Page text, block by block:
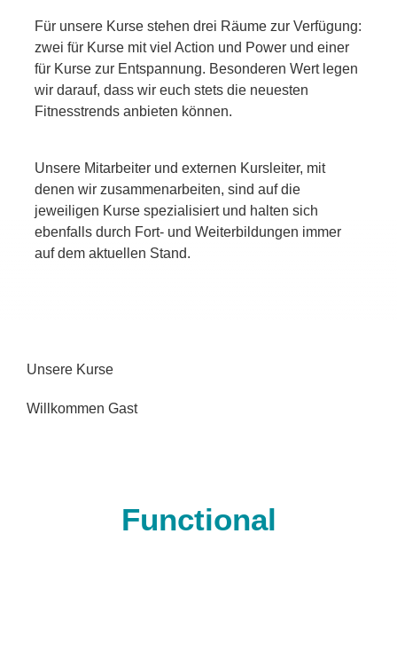
Für unsere Kurse stehen drei Räume zur Verfügung:
zwei für Kurse mit viel Action und Power und einer
für Kurse zur Entspannung. Besonderen Wert legen
wir darauf, dass wir euch stets die neuesten
Fitnesstrends anbieten können.
Unsere Mitarbeiter und externen Kursleiter, mit
denen wir zusammenarbeiten, sind auf die
jeweiligen Kurse spezialisiert und halten sich
ebenfalls durch Fort- und Weiterbildungen immer
auf dem aktuellen Stand.
Unsere Kurse
Willkommen Gast
Functional